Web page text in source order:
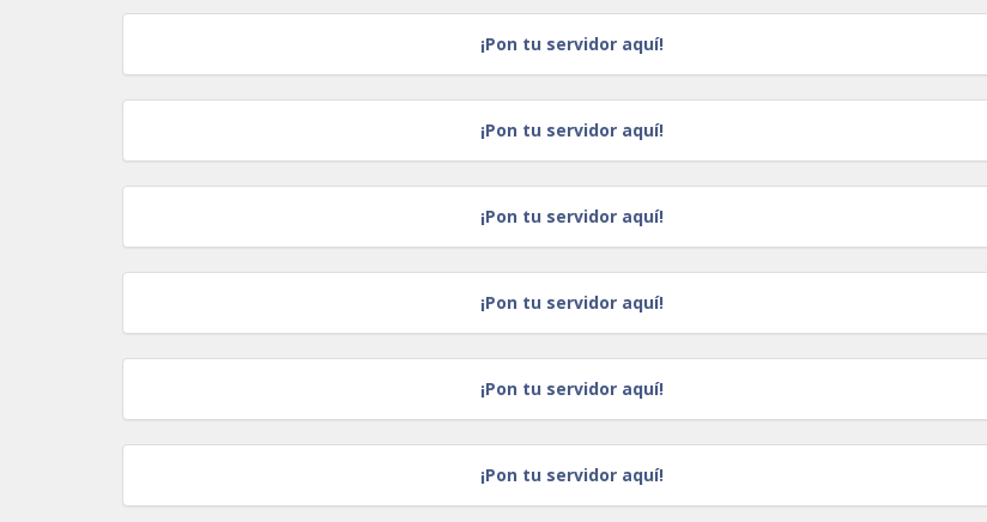
¡Pon tu servidor aquí!
¡Pon tu servidor aquí!
¡Pon tu servidor aquí!
¡Pon tu servidor aquí!
¡Pon tu servidor aquí!
¡Pon tu servidor aquí!